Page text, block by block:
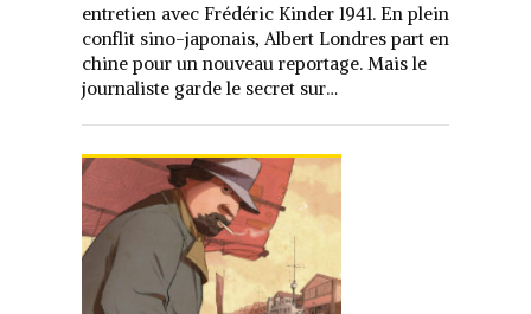
entretien avec Frédéric Kinder 1941. En plein
conflit sino-japonais, Albert Londres part en
chine pour un nouveau reportage. Mais le
journaliste garde le secret sur…